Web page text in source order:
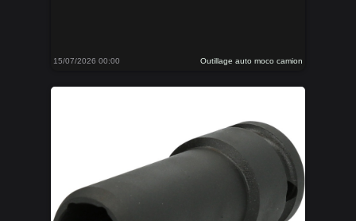
15/07/2026 00:00 Outillage auto moco camion